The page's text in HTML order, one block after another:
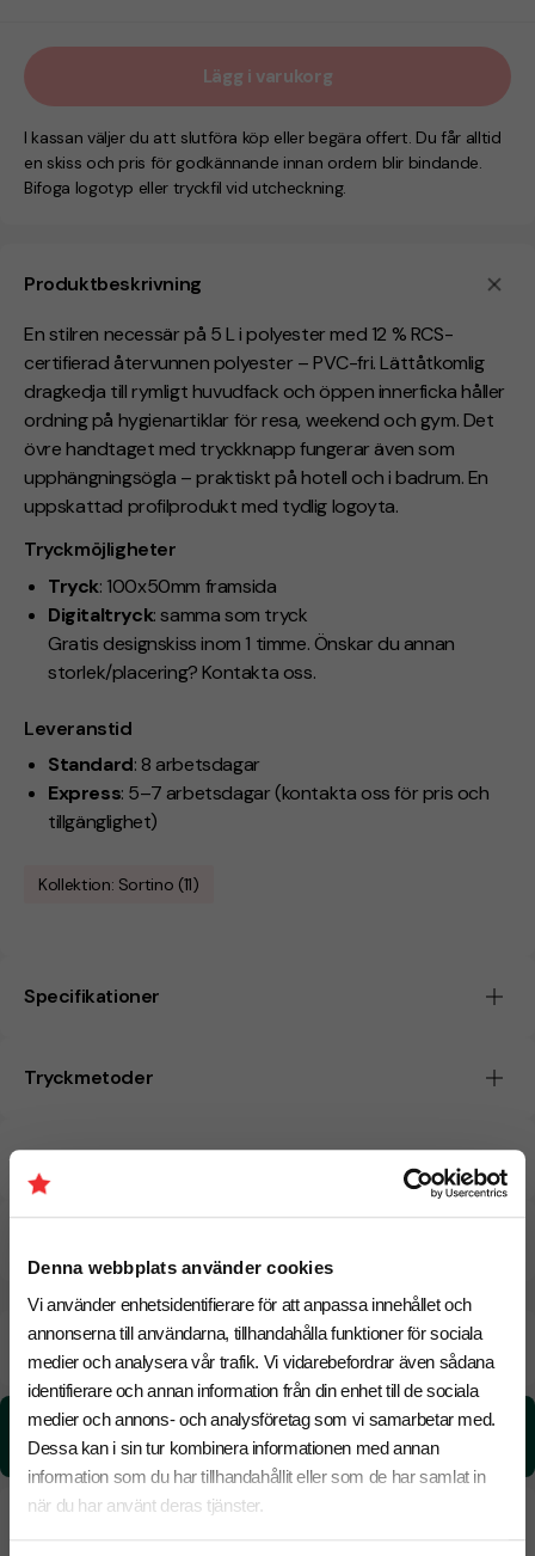
Denna webbplats använder cookies
Vi använder enhetsidentifierare för att anpassa innehållet och
annonserna till användarna, tillhandahålla funktioner för sociala
medier och analysera vår trafik. Vi vidarebefordrar även sådana
identifierare och annan information från din enhet till de sociala
medier och annons- och analysföretag som vi samarbetar med.
Dessa kan i sin tur kombinera informationen med annan
information som du har tillhandahållit eller som de har samlat in
när du har använt deras tjänster.
Produktbeskrivning
En stilren necessär på 5 L i polyester med 12 % RCS-
certifierad återvunnen polyester – PVC-fri. Lättåtkomlig
dragkedja till rymligt huvudfack och öppen innerficka håller
ordning på hygienartiklar för resa, weekend och gym. Det
övre handtaget med tryckknapp fungerar även som
upphängningsögla – praktiskt på hotell och i badrum. En
uppskattad profilprodukt med tydlig logoyta.
Tryckmöjligheter
Tryck: 100x50mm framsida
Digitaltryck: samma som tryck
Gratis designskiss inom 1 timme. Önskar du annan
storlek/placering? Kontakta oss.
Leveranstid
Standard: 8 arbetsdagar
Express: 5–7 arbetsdagar (kontakta oss för pris och
tillgänglighet)
Kollektion: Sortino (11)
Specifikationer
Tryckmetoder
Pristabell
Lägg i varukorg
I kassan väljer du att slutföra köp eller begära offert. Du får alltid
en skiss och pris för godkännande innan ordern blir bindande.
Bifoga logotyp eller tryckfil vid utcheckning.
Beräknad leveranstid: 8 arbetsdagar
Snabbare leverans? Kontakta oss.
CO₂e -avtryck:
1.44 kg CO₂e / per styck